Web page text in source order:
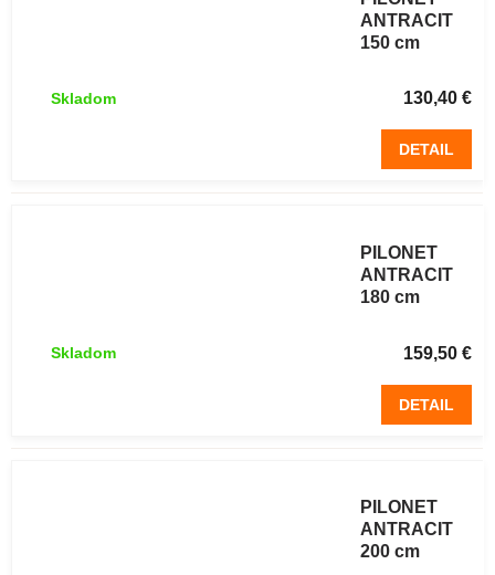
ANTRACIT
150 cm
25 m antracit
130,40 €
Skladom
DETAIL
PILONET
ANTRACIT
180 cm
159,50 €
Skladom
DETAIL
PILONET
ANTRACIT
200 cm